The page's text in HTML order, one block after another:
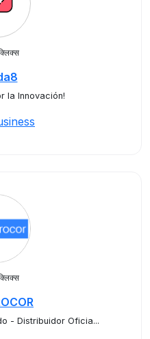
la Innovación!
- Distribuidor Oficia...